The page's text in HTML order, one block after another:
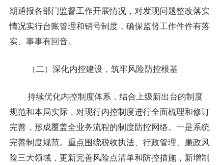
期通报各部门监督工作开展情况，对发现问题整改落实
情况实行台账管理和销号制度，确保监督工作件件有落
实、事事有回音。
（二）深化内控建设，筑牢风险防控根基
持续优化内控制度体系，结合上级新出台的制度
规范和本局实际，对现行内控制度进行全面梳理和修订
完善，形成覆盖全业务流程的制度防控网络。一是系统
完善制度规范。重点围绕税收执法、行政管理、廉政风
险三大领域，更新完善风险点清单和防控措施，新增制